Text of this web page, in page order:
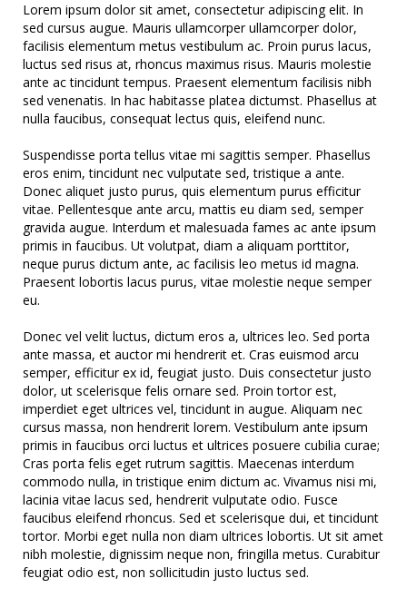
Lorem ipsum dolor sit amet, consectetur adipiscing elit. In
sed cursus augue. Mauris ullamcorper ullamcorper dolor,
facilisis elementum metus vestibulum ac. Proin purus lacus,
luctus sed risus at, rhoncus maximus risus. Mauris molestie
ante ac tincidunt tempus. Praesent elementum facilisis nibh
sed venenatis. In hac habitasse platea dictumst. Phasellus at
nulla faucibus, consequat lectus quis, eleifend nunc.
Suspendisse porta tellus vitae mi sagittis semper. Phasellus
eros enim, tincidunt nec vulputate sed, tristique a ante.
Donec aliquet justo purus, quis elementum purus efficitur
vitae. Pellentesque ante arcu, mattis eu diam sed, semper
gravida augue. Interdum et malesuada fames ac ante ipsum
primis in faucibus. Ut volutpat, diam a aliquam porttitor,
neque purus dictum ante, ac facilisis leo metus id magna.
Praesent lobortis lacus purus, vitae molestie neque semper
eu.
Donec vel velit luctus, dictum eros a, ultrices leo. Sed porta
ante massa, et auctor mi hendrerit et. Cras euismod arcu
semper, efficitur ex id, feugiat justo. Duis consectetur justo
dolor, ut scelerisque felis ornare sed. Proin tortor est,
imperdiet eget ultrices vel, tincidunt in augue. Aliquam nec
cursus massa, non hendrerit lorem. Vestibulum ante ipsum
primis in faucibus orci luctus et ultrices posuere cubilia curae;
Cras porta felis eget rutrum sagittis. Maecenas interdum
commodo nulla, in tristique enim dictum ac. Vivamus nisi mi,
lacinia vitae lacus sed, hendrerit vulputate odio. Fusce
faucibus eleifend rhoncus. Sed et scelerisque dui, et tincidunt
tortor. Morbi eget nulla non diam ultrices lobortis. Ut sit amet
nibh molestie, dignissim neque non, fringilla metus. Curabitur
feugiat odio est, non sollicitudin justo luctus sed.